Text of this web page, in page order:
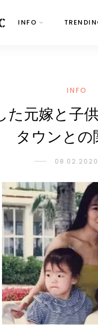
INFO
INFO
た元嫁と子
タウンとの
08.02.2020